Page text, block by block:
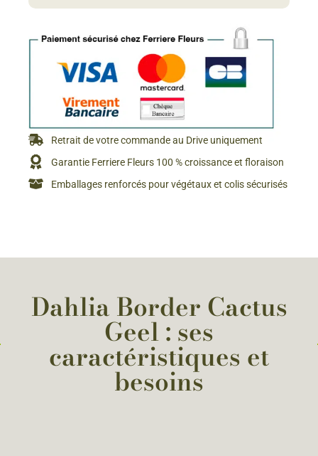
Retrait de votre commande au Drive uniquement
Garantie Ferriere Fleurs 100 % croissance et floraison
Emballages renforcés pour végétaux et colis sécurisés
Dahlia Border Cactus
Geel : ses
caractéristiques et
besoins